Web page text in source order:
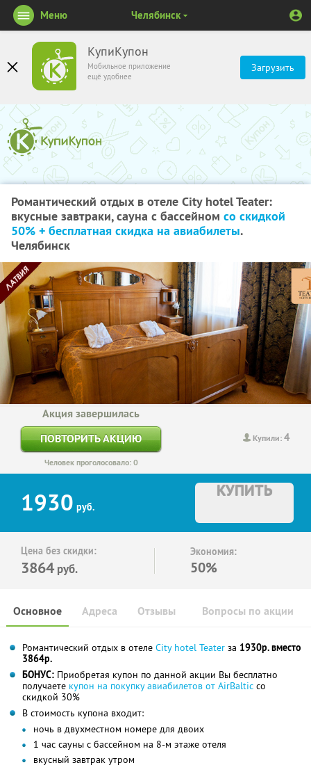
КупиКупон
Мобильное приложение
ещё удобнее
Загрузить
Меню Челябинск
Романтический отдых в отеле City hotel Teater:
вкусные завтраки, сауна с бассейном со скидкой
50% + бесплатная скидка на авиабилеты.
Челябинск
Купили:4
Акция завершилась
ПОВТОРИТЬ АКЦИЮ
Человек проголосовало: 0
1930 руб.
КУПИТЬ
Цена без скидки:
3864 руб.
Экономия:
50%
Основное Отзывы Вопросы по акции
Адреса
Романтический отдых в отеле City hotel Teater за 1930р. вместо
3864р.
БОНУС: Приобретая купон по данной акции Вы бесплатно
получаете купон на покупку авиабилетов от AirBaltic со
скидкой 30%
В стоимость купона входит:
ночь в двухместном номере для двоих
1 час сауны с бассейном на 8-м этаже отеля
вкусный завтрак утром